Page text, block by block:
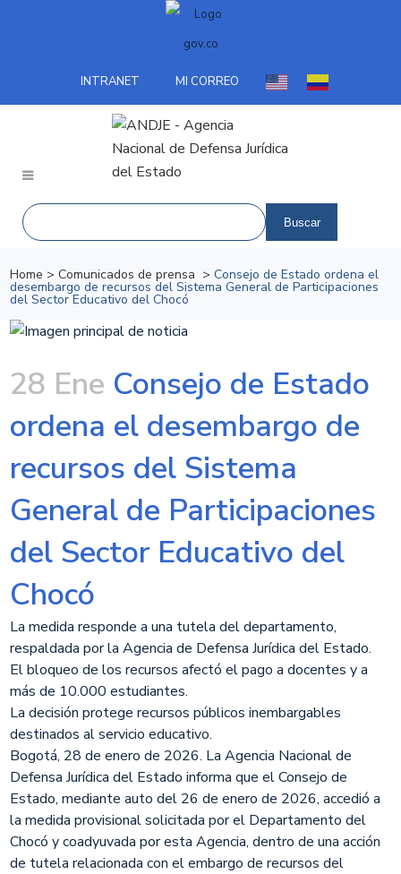
INTRANET MI CORREO
Home >Comunicados de prensa >Consejo de Estado ordena el
desembargo de recursos del Sistema ​General de Participaciones
del Sector Educativo del Chocó
28 Ene Consejo de Estado
ordena el desembargo de
recursos del Sistema ​
General de Participaciones
del Sector Educativo del
Chocó
La medida responde a una tutela del departamento,
respaldada por la Agencia de Defensa Jurídica del Estado.
El bloqueo de los recursos afectó el pago a docentes y a
más de 10.000 estudiantes.
La decisión protege recursos públicos inembargables
destinados al servicio educativo.
Bogotá, 28 de enero de 2026. La Agencia Nacional de
Defensa Jurídica del Estado informa que el Consejo de
Estado, mediante auto del 26 de enero de 2026, accedió a
la medida provisional solicitada por el Departamento del
Chocó y coadyuvada por esta Agencia, dentro de una acción
de tutela relacionada con el embargo de recursos del